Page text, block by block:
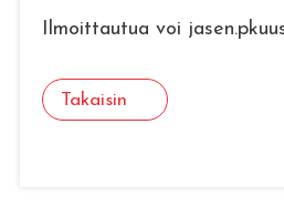
Ilmoittautua voi
Takaisin